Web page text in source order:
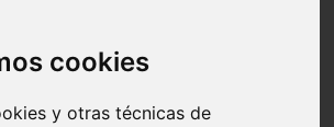
cookies
y otras técnicas de
- los-llanos-de-aridane